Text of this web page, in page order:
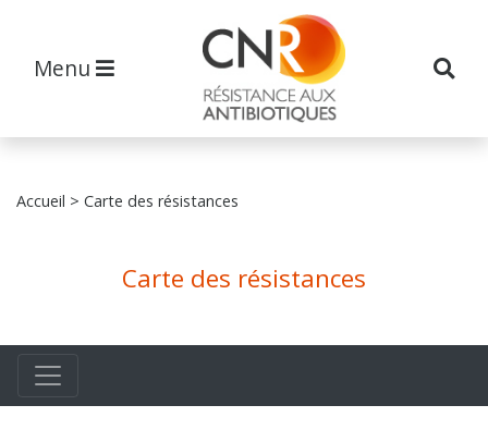
Menu
Accueil > Carte des résistances
Carte des résistances